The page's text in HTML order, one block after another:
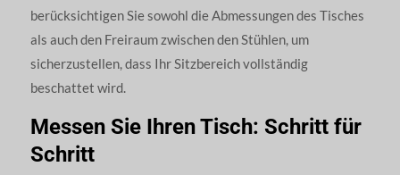
berücksichtigen Sie sowohl die Abmessungen des Tisches
als auch den Freiraum zwischen den Stühlen, um
sicherzustellen, dass Ihr Sitzbereich vollständig
beschattet wird.
Messen Sie Ihren Tisch: Schritt für
Schritt